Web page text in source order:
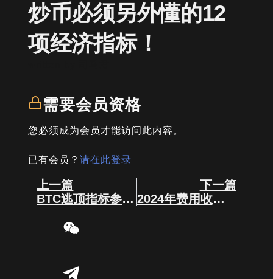
炒币必须另外懂的12
项经济指标！
需要会员资格
您必须成为会员才能访问此内容。
已有会员？ 请在此登录
Prev
上一篇
BTC逃顶指标参考模型！
下一篇
2024年费用收入排名！姨太万年老二是有实力在的！